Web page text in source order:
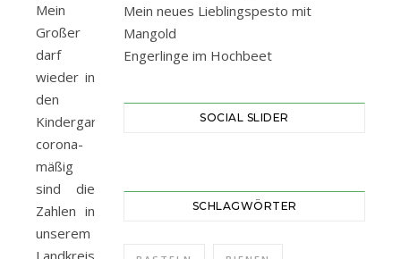
Mein
Großer
darf
wieder in
den
Kindergarten.
corona-
mäßig
sind die
Zahlen in
unserem
Landkreis
Mein neues Lieblingspesto mit
Mangold
Engerlinge im Hochbeet
SOCIAL SLIDER
SCHLAGWÖRTER